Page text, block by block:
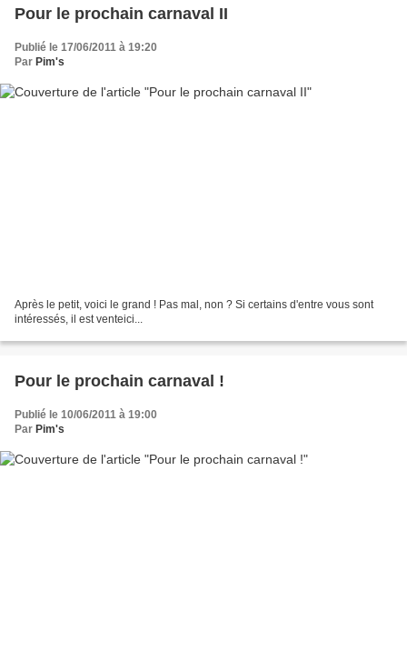
Pour le prochain carnaval II
Publié le 17/06/2011 à 19:20
Par Pim's
Après le petit, voici le grand ! Pas mal, non ? Si certains d'entre vous sont
intéressés, il est venteici...
Pour le prochain carnaval !
Publié le 10/06/2011 à 19:00
Par Pim's